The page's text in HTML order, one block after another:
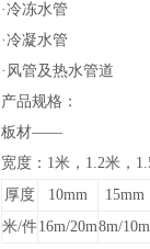
·冷冻水管
·冷凝水管
·风管及热水管道
产品规格：
板材——
宽度：1米，1.2米，
厚度
10mm
15mm
米/件16m/20m8m/10m